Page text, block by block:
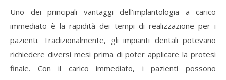
Uno dei principali vantaggi dell’implantologia a carico
immediato è la rapidità dei tempi di realizzazione per i
pazienti. Tradizionalmente, gli impianti dentali potevano
richiedere diversi mesi prima di poter applicare la protesi
finale. Con il carico immediato, i pazienti possono